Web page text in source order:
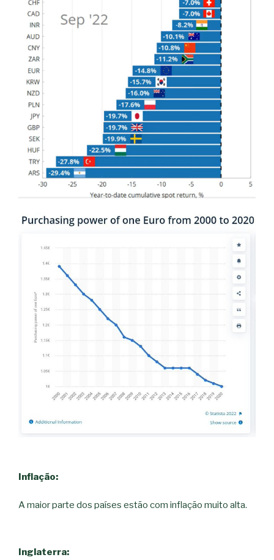
Inflação:
A maior parte dos países estão com inflação muito alta.
Inglaterra: